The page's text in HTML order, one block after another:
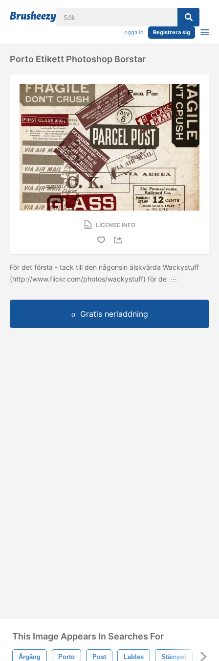
Logga in Registrera sig
Porto Etikett Photoshop Borstar
LICENSE INFO
För det första - tack till den någonsin älskvärda Wackystuff
(http://www.flickr.com/photos/wackystuff) för de
Gratis nerladdning
This Image Appears In Searches For
Årgång Porto Post Lables Stämpel